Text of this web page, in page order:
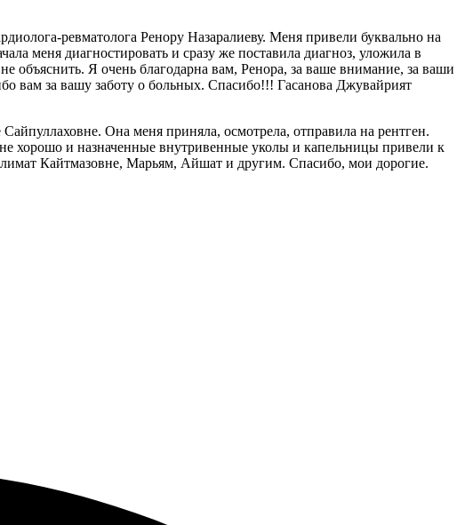
ревматолога Ренору Назаралиеву. Меня привели буквально на
меня диагностировать и сразу же поставила диагноз, уложила в
объяснить. Я очень благодарна вам, Ренора, за ваше внимание, за ваши
вам за вашу заботу о больных. Спасибо!!! Гасанова Джувайрият
Она меня приняла, осмотрела, отправила на рентген.
хорошо и назначенные внутривенные уколы и капельницы привели к
Кайтмазовне, Марьям, Айшат и другим. Спасибо, мои дорогие.